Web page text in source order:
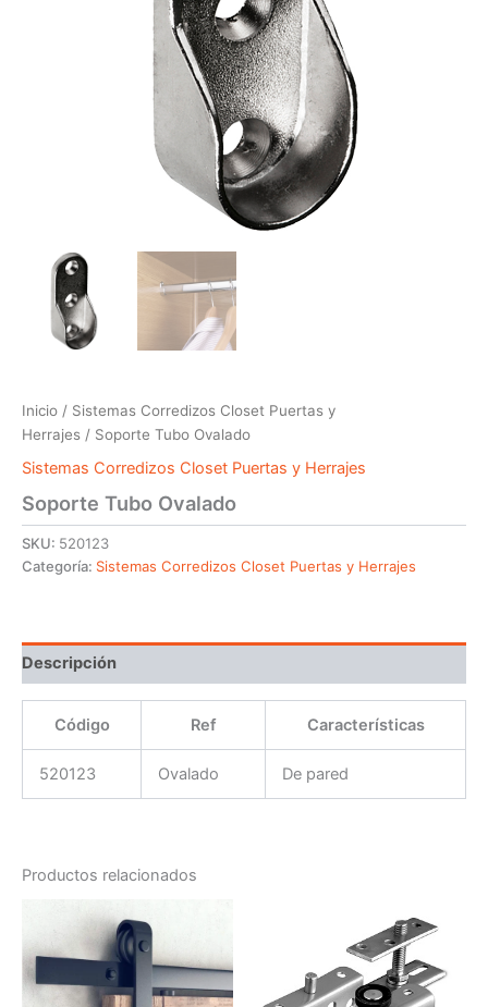
Inicio / Sistemas Corredizos Closet Puertas y
Herrajes / Soporte Tubo Ovalado
Sistemas Corredizos Closet Puertas y Herrajes
Soporte Tubo Ovalado
SKU: 520123
Categoría: Sistemas Corredizos Closet Puertas y Herrajes
Descripción
Código Ref Características
520123 Ovalado De pared
Productos relacionados